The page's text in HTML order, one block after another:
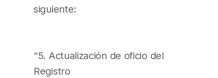
siguiente:
“5. Actualización de oficio del
Registro